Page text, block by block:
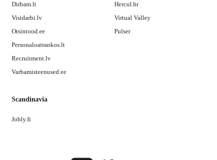
Dirbam.lt
Visidarbi.lv
Otsintood.ee
Personaloatrankos.lt
Recruitment.lv
Varbamisteenused.ee
Hercul.hr
Virtual Valley
Pulser
Scandinavia
Jobly.fi